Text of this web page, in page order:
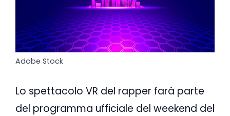
Adobe Stock
Lo spettacolo VR del rapper farà parte
del programma ufficiale del weekend del